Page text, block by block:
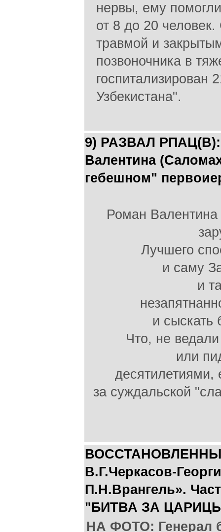
нервы, ему
от 8 до 20
травмой и
позвоночника в
госпитализирован
Узбекистана".
9) РАЗВАЛ РПАЦ(В):
Валентина
гебешном"
Роман
Лучшего
и саму
и
и
Что, не
или
десятилетиями,
за суждальской
В.Г.Черкасов-
П.Н.Врангель».
"БИТВА ЗА
НА ФОТО: Генерал